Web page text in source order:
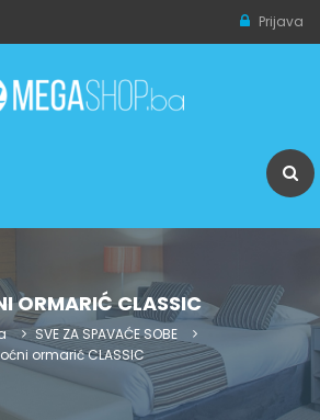
Prijava
ORMARIĆ CLASSIC
SVE ZA SPAVAĆE SOBE
ormarić CLASSIC